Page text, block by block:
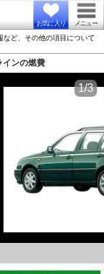
お気に入り メニュー
ど、その他の項目について
インの燃費
1/3